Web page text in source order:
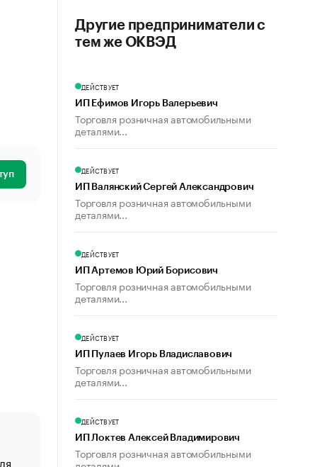
«От спорта тело стареет иначе». Как живет глава
Другие предприниматели с
тем же ОКВЭД
ДЕЙСТВУЕТ
ИП Ефимов Игорь Валерьевич
Торговля розничная автомобильными
деталями...
ДЕЙСТВУЕТ
ИП Валянский Сергей Александрович
Торговля розничная автомобильными
деталями...
ДЕЙСТВУЕТ
ИП Артемов Юрий Борисович
Торговля розничная автомобильными
деталями...
ДЕЙСТВУЕТ
ИП Пулаев Игорь Владиславович
Торговля розничная автомобильными
деталями...
ДЕЙСТВУЕТ
ИП Локтев Алексей Владимирович
Торговля розничная автомобильными